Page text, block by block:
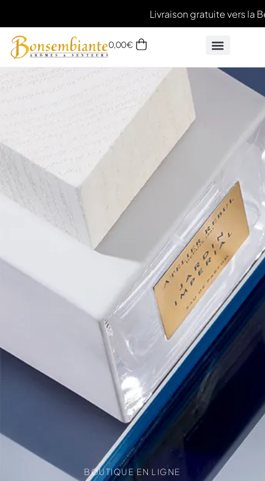
Livraison gratuite vers la
0,00€
BOUTIQUE EN LIGNE